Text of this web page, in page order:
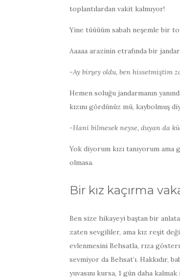
toplantılardan vakit kalmıyor!
Yine tüüüüm sabah neşemle bir
Aaaaa arazinin etrafında bir
-Ay birşey oldu, ben hissetmiştim
Hemen soluğu jandarmanın
kızını gördünüz mü, kaybolmuş
-Hani bilmesek neyse, duyan da
Yok diyorum kızı tanıyorum
olmasa.
Bir kız kaçırma
Ben size hikayeyi baştan bir
zaten sevgililer, ama kız reşit
evlenmesini Behsatla, rıza
sevmiyor da Behsat’ı. Hakkıdır,
yuvasını kursa, 1 gün daha